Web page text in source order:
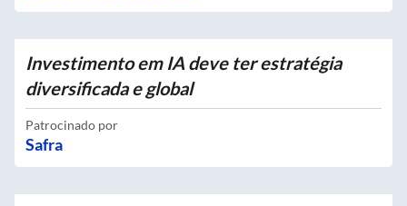
Investimento em IA deve ter estratégia
diversificada e global
Patrocinado por
Safra